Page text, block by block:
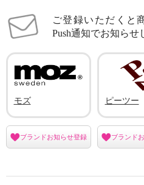
ウタオ クールタッチシールド 機
能性と上品さを両立！ ２ウェイ
ご登録いただくと
Push通知でお知らせ
モズ
ブランドお知らせ登録
ピーツー
ブランド